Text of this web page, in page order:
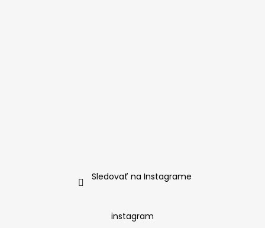
Sledovať na Instagrame
instagram